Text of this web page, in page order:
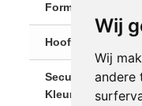
Wij
Wij
andere
Formaat:
Hoofdkleur:
Secundaire
Kleur: